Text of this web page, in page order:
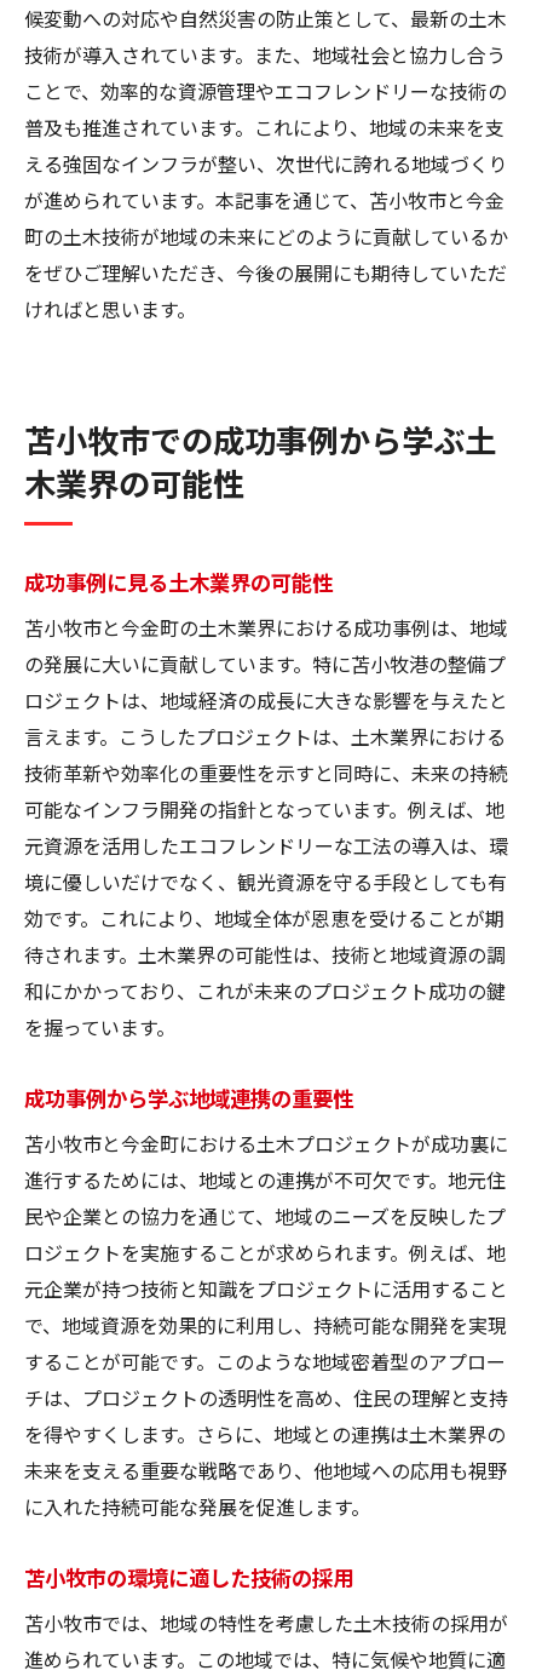
候変動への対応や自然災害の防止策として、最新の土木
技術が導入されています。また、地域社会と協力し合う
ことで、効率的な資源管理やエコフレンドリーな技術の
普及も推進されています。これにより、地域の未来を支
える強固なインフラが整い、次世代に誇れる地域づくり
が進められています。本記事を通じて、苫小牧市と今金
町の土木技術が地域の未来にどのように貢献しているか
をぜひご理解いただき、今後の展開にも期待していただ
ければと思います。
苫小牧市での成功事例から学ぶ土
木業界の可能性
成功事例に見る土木業界の可能性
苫小牧市と今金町の土木業界における成功事例は、地域
の発展に大いに貢献しています。特に苫小牧港の整備プ
ロジェクトは、地域経済の成長に大きな影響を与えたと
言えます。こうしたプロジェクトは、土木業界における
技術革新や効率化の重要性を示すと同時に、未来の持続
可能なインフラ開発の指針となっています。例えば、地
元資源を活用したエコフレンドリーな工法の導入は、環
境に優しいだけでなく、観光資源を守る手段としても有
効です。これにより、地域全体が恩恵を受けることが期
待されます。土木業界の可能性は、技術と地域資源の調
和にかかっており、これが未来のプロジェクト成功の鍵
を握っています。
成功事例から学ぶ地域連携の重要性
苫小牧市と今金町における土木プロジェクトが成功裏に
進行するためには、地域との連携が不可欠です。地元住
民や企業との協力を通じて、地域のニーズを反映したプ
ロジェクトを実施することが求められます。例えば、地
元企業が持つ技術と知識をプロジェクトに活用すること
で、地域資源を効果的に利用し、持続可能な開発を実現
することが可能です。このような地域密着型のアプロー
チは、プロジェクトの透明性を高め、住民の理解と支持
を得やすくします。さらに、地域との連携は土木業界の
未来を支える重要な戦略であり、他地域への応用も視野
に入れた持続可能な発展を促進します。
苫小牧市の環境に適した技術の採用
苫小牧市では、地域の特性を考慮した土木技術の採用が
進められています。この地域では、特に気候や地質に適